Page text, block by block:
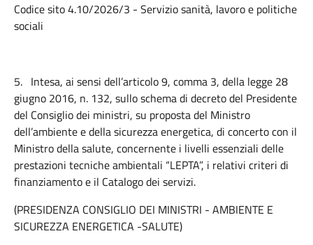
Codice sito 4.10/2026/3 - Servizio sanità, lavoro e politiche
sociali
5. Intesa, ai sensi dell’articolo 9, comma 3, della legge 28
giugno 2016, n. 132, sullo schema di decreto del Presidente
del Consiglio dei ministri, su proposta del Ministro
dell’ambiente e della sicurezza energetica, di concerto con il
Ministro della salute, concernente i livelli essenziali delle
prestazioni tecniche ambientali “LEPTA”, i relativi criteri di
finanziamento e il Catalogo dei servizi.
(PRESIDENZA CONSIGLIO DEI MINISTRI - AMBIENTE E
SICUREZZA ENERGETICA -SALUTE)